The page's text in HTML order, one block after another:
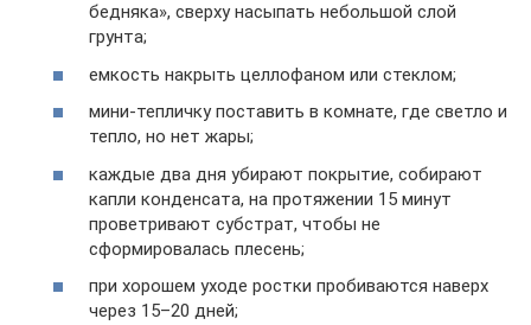
бедняка», сверху насыпать небольшой слой
грунта;
емкость накрыть целлофаном или стеклом;
мини-тепличку поставить в комнате, где светло и
тепло, но нет жары;
каждые два дня убирают покрытие, собирают
капли конденсата, на протяжении 15 минут
проветривают субстрат, чтобы не
сформировалась плесень;
при хорошем уходе ростки пробиваются наверх
через 15–20 дней;